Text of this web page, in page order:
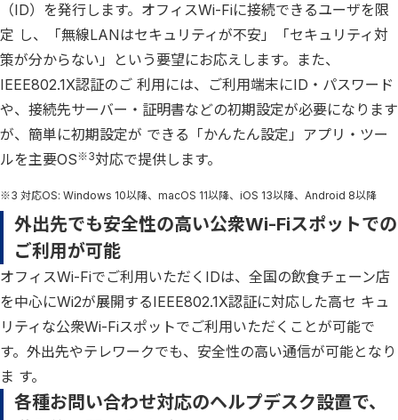
（ID）を発行します。オフィスWi-Fiに接続できるユーザを限
定 し、「無線LANはセキュリティが不安」「セキュリティ対
策が分からない」という要望にお応えします。また、
IEEE802.1X認証のご 利用には、ご利用端末にID・パスワード
や、接続先サーバー・証明書などの初期設定が必要になります
が、簡単に初期設定が できる「かんたん設定」アプリ・ツー
ルを主要OS※3対応で提供します。
※3 対応OS: Windows 10以降、macOS 11以降、iOS 13以降、Android 8以降
外出先でも安全性の高い公衆Wi-Fiスポットでの
ご利用が可能
オフィスWi-Fiでご利用いただくIDは、全国の飲食チェーン店
を中心にWi2が展開するIEEE802.1X認証に対応した高セ キュ
リティな公衆Wi-Fiスポットでご利用いただくことが可能で
す。外出先やテレワークでも、安全性の高い通信が可能となり
ま す。
各種お問い合わせ対応のヘルプデスク設置で、